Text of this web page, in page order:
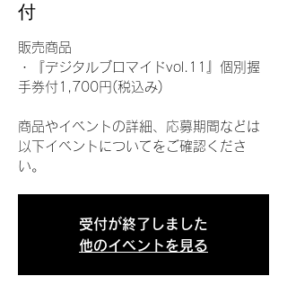
付
販売商品
・『デジタルブロマイドvol.11』個別握
手券付1,700円(税込み)
商品やイベントの詳細、応募期間などは
以下イベントについてをご確認くださ
い。
受付が終了しました
他のイベントを見る